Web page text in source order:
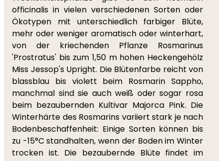
officinalis in vielen verschiedenen Sorten oder
Ökotypen mit unterschiedlich farbiger Blüte,
mehr oder weniger aromatisch oder winterhart,
von der kriechenden Pflanze Rosmarinus
'Prostratus' bis zum 1,50 m hohen Heckengehölz
Miss Jessop's Upright. Die Blütenfarbe reicht von
blassblau bis violett beim Rosmarin Sappho,
manchmal sind sie auch weiß oder sogar rosa
beim bezaubernden Kultivar Majorca Pink. Die
Winterhärte des Rosmarins variiert stark je nach
Bodenbeschaffenheit: Einige Sorten können bis
zu -15°C standhalten, wenn der Boden im Winter
trocken ist. Die bezaubernde Blüte findet im